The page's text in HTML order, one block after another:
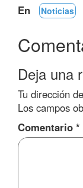
En
Noticias
Deja una
Tu dirección
Los campos
Comentario *